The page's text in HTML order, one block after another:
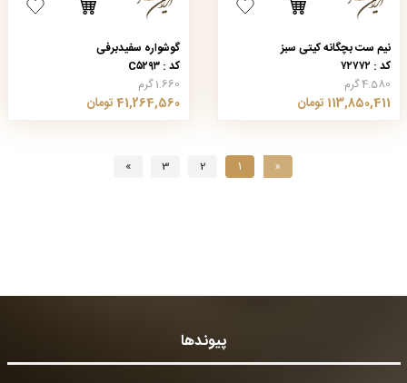
نیم ست بچگانه کیتی سبز
کد : ۷۲۷۷۲
4.580 گرم
113,850,411 تومان
گوشواره سفیدبرفی
کد : C۵۲۹۳
1.660 گرم
41,264,560 تومان
«
1
2
3
»
پیوندها